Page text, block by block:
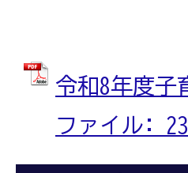
令和8年度子
ファイル: